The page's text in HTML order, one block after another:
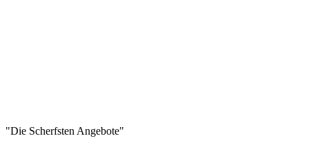
"Die Scherfsten Angebote"